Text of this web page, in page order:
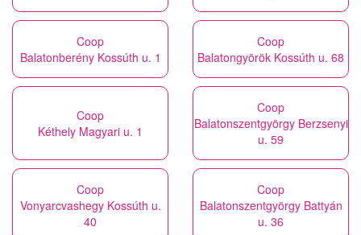
Coop
Balatonberény Kossúth u. 1
Coop
Balatongyörök Kossúth u. 68
Coop
Kéthely Magyari u. 1
Coop
Balatonszentgyörgy Berzsenyi
u. 59
Coop
Vonyarcvashegy Kossúth u.
40
Coop
Balatonszentgyörgy Battyán
u. 36